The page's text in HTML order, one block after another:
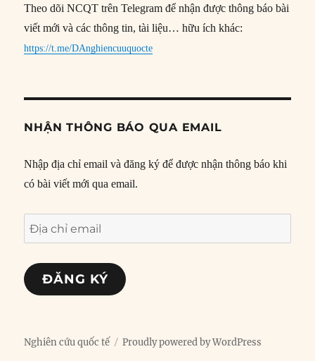
Theo dõi NCQT trên Telegram để nhận được thông báo bài
viết mới và các thông tin, tài liệu… hữu ích khác:
https://t.me/DAnghiencuuquocte
NHẬN THÔNG BÁO QUA EMAIL
Nhập địa chỉ email và đăng ký để được nhận thông báo khi
có bài viết mới qua email.
Địa
chỉ
email
ĐĂNG KÝ
Nghiên cứu quốc tế Proudly powered by WordPress